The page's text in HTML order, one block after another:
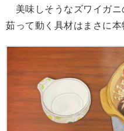
美味しそうなズワイガニ
茹って動く具材はまさに本